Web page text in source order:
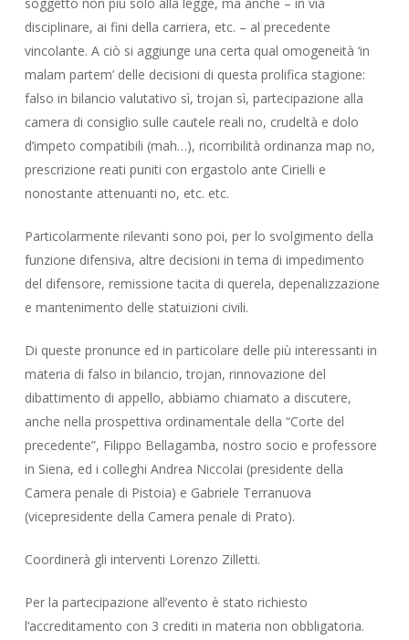
disciplinare, ai fini della carriera, etc. – al precedente
vincolante. A ciò si aggiunge una certa qual omogeneità ‘in
malam partem’ delle decisioni di questa prolifica stagione:
falso in bilancio valutativo sì, trojan sì, partecipazione alla
camera di consiglio sulle cautele reali no, crudeltà e dolo
d’impeto compatibili (mah…), ricorribilità ordinanza map no,
prescrizione reati puniti con ergastolo ante Cirielli e
nonostante attenuanti no, etc. etc.
Particolarmente rilevanti sono poi, per lo svolgimento della
funzione difensiva, altre decisioni in tema di impedimento
del difensore, remissione tacita di querela, depenalizzazione
e mantenimento delle statuizioni civili.
Di queste pronunce ed in particolare delle più interessanti in
materia di falso in bilancio, trojan, rinnovazione del
dibattimento di appello, abbiamo chiamato a discutere,
anche nella prospettiva ordinamentale della “Corte del
precedente”, Filippo Bellagamba, nostro socio e professore
in Siena, ed i colleghi Andrea Niccolai (presidente della
Camera penale di Pistoia) e Gabriele Terranuova
(vicepresidente della Camera penale di Prato).
Coordinerà gli interventi Lorenzo Zilletti.
Per la partecipazione all’evento è stato richiesto
l’accreditamento con 3 crediti in materia non obbligatoria.